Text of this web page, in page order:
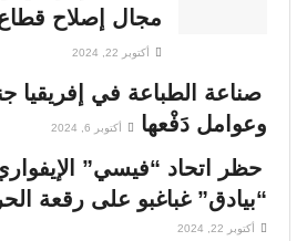
مجال إصلاح
أكتوبر 22, 2024
صناعة الطباعة في إفريقيا
وعوامل دَفْعها
أكتوبر 6, 2024
حظر اتحاد “فيسي”
“بيادق” غباغبو على رقعة
أكتوبر 22, 2024